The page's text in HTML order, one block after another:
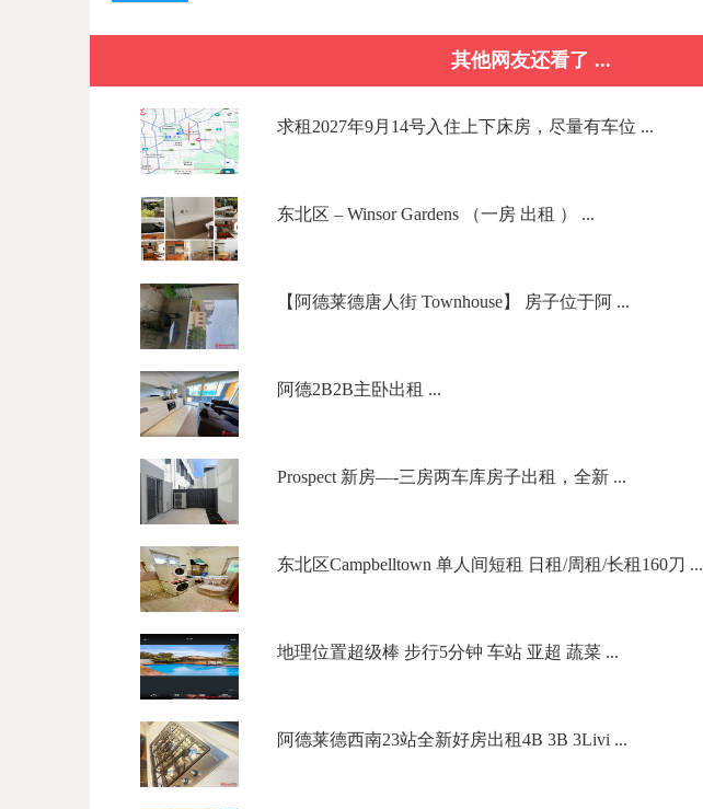
其他网友还看了 ...
求租2027年9月14号入住上下床房，尽量有车位 ...
东北区 – Winsor Gardens （一房 出租 ） ...
【阿德莱德唐人街 Townhouse】 房子位于阿 ...
阿德2B2B主卧出租 ...
Prospect 新房—-三房两车库房子出租，全新 ...
东北区Campbelltown 单人间短租 日租/周租/长租160刀 ...
地理位置超级棒 步行5分钟 车站 亚超 蔬菜 ...
阿德莱德西南23站全新好房出租4B 3B 3Livi ...